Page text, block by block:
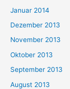
Januar 2014
Dezember 2013
November 2013
Oktober 2013
September 2013
August 2013